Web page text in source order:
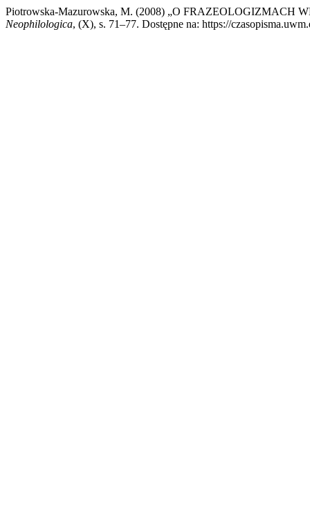
Piotrowska-Mazurowska, M. (2008) „O
Neophilologica, (X), s. 71–77. Dostępne na: https://